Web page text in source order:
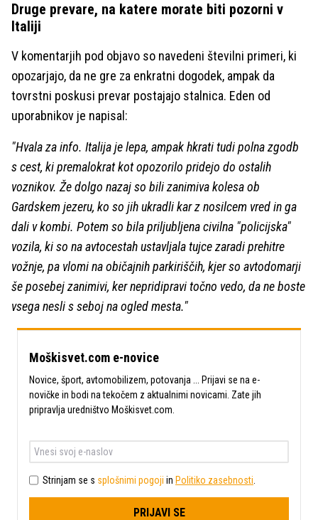
Druge prevare, na katere morate biti pozorni v
Italiji
V komentarjih pod objavo so navedeni številni primeri, ki
opozarjajo, da ne gre za enkratni dogodek, ampak da
tovrstni poskusi prevar postajajo stalnica. Eden od
uporabnikov je napisal:
"Hvala za info. Italija je lepa, ampak hkrati tudi polna zgodb
s cest, ki premalokrat kot opozorilo pridejo do ostalih
voznikov. Že dolgo nazaj so bili zanimiva kolesa ob
Gardskem jezeru, ko so jih ukradli kar z nosilcem vred in ga
dali v kombi. Potem so bila priljubljena civilna "policijska"
vozila, ki so na avtocestah ustavljala tujce zaradi prehitre
vožnje, pa vlomi na običajnih parkiriščih, kjer so avtodomarji
še posebej zanimivi, ker nepridipravi točno vedo, da ne boste
vsega nesli s seboj na ogled mesta."
Moškisvet.com e-novice
Novice, šport, avtomobilizem, potovanja ... Prijavi se na e-
novičke in bodi na tekočem z aktualnimi novicami. Zate jih
pripravlja uredništvo Moškisvet.com.
Strinjam se s splošnimi pogoji in Politiko zasebnosti
PRIJAVI SE